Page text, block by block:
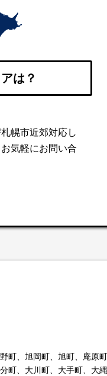
は？
幌市近郊対応し
気軽にお問い合
町、旭岡町、旭町、庵原
町、大川町、大手町、大